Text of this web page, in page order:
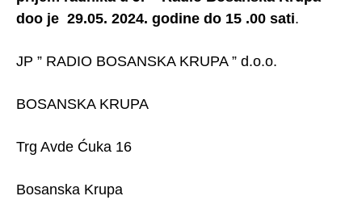
doo je 29.05. 2024. godine do 15 .00 sati.
JP ” RADIO BOSANSKA KRUPA ” d.o.o.
BOSANSKA KRUPA
Trg Avde Ćuka 16
Bosanska Krupa